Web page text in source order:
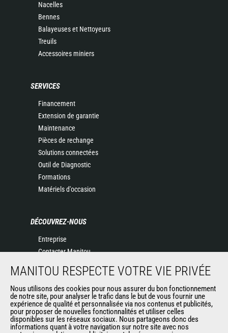
Nacelles
Bennes
Balayeuses et Nettoyeurs
Treuils
Accessoires miniers
SERVICES
Financement
Extension de garantie
Maintenance
Pièces de rechange
Solutions connectées
Outil de Diagnostic
Formations
Matériels d'occasion
DÉCOUVREZ-NOUS
Entreprise
Contacter Manitou
Politique de protection des données
Evénements
Actualités
Historique
MANITOU RESPECTE VOTRE VIE PRIVÉE
Nous utilisons des cookies pour nous assurer du bon fonctionnement
de notre site, pour analyser le trafic dans le but de vous fournir une
expérience de qualité et personnalisée via nos contenus et publicités,
pour proposer de nouvelles fonctionnalités et utiliser celles
disponibles sur les réseaux sociaux. Nous partageons donc des
informations quant à votre navigation sur notre site avec nos